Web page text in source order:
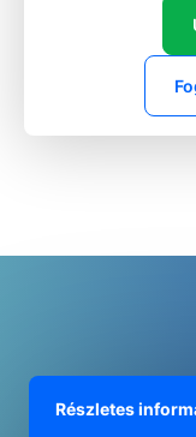
Részletes